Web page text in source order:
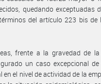
quedando exceptuadas
del artículo 223 bis de
frente a la gravedad de la
un caso excepcional
el nivel de actividad de la